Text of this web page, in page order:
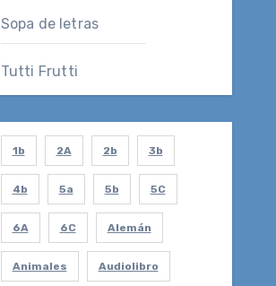
Sopa de letras
Tutti Frutti
1b 2A 2b 3b
4b 5a 5b 5C
6A 6C Alemán
Animales Audiolibro